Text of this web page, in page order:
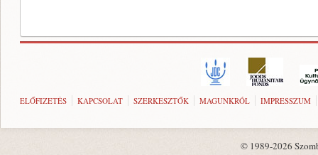
ELŐFIZETÉS KAPCSOLAT SZERKESZTŐK MAGUNKRÓL IMPRESSZUM
© 1989-2026